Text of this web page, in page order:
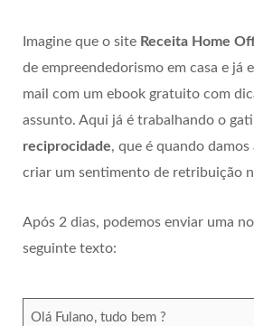
Imagine que o site Receita Home
de empreendedorismo em casa e já
mail com um ebook gratuito com
assunto. Aqui já é trabalhando o
reciprocidade, que é quando damos
criar um sentimento de retribuição
Após 2 dias, podemos enviar uma
seguinte texto:
Olá Fulano, tudo bem ?